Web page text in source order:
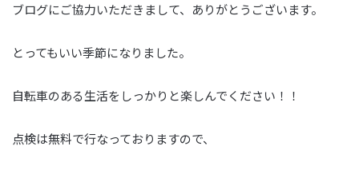
ブログにご協力いただきまして、ありがとうございます。
とってもいい季節になりました。
自転車のある生活をしっかりと楽しんでください！！
点検は無料で行なっておりますので、